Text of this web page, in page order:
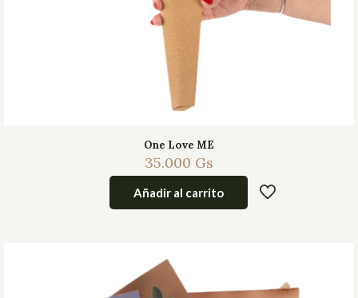
One Love ME
35.000 Gs
Añadir al carrito